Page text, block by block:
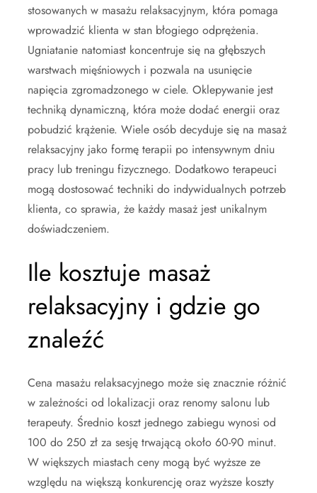
stosowanych w masażu relaksacyjnym, która pomaga
wprowadzić klienta w stan błogiego odprężenia.
Ugniatanie natomiast koncentruje się na głębszych
warstwach mięśniowych i pozwala na usunięcie
napięcia zgromadzonego w ciele. Oklepywanie jest
techniką dynamiczną, która może dodać energii oraz
pobudzić krążenie. Wiele osób decyduje się na masaż
relaksacyjny jako formę terapii po intensywnym dniu
pracy lub treningu fizycznego. Dodatkowo terapeuci
mogą dostosować techniki do indywidualnych potrzeb
klienta, co sprawia, że każdy masaż jest unikalnym
doświadczeniem.
Ile kosztuje masaż
relaksacyjny i gdzie go
znaleźć
Cena masażu relaksacyjnego może się znacznie różnić
w zależności od lokalizacji oraz renomy salonu lub
terapeuty. Średnio koszt jednego zabiegu wynosi od
100 do 250 zł za sesję trwającą około 60-90 minut.
W większych miastach ceny mogą być wyższe ze
względu na większą konkurencję oraz wyższe koszty